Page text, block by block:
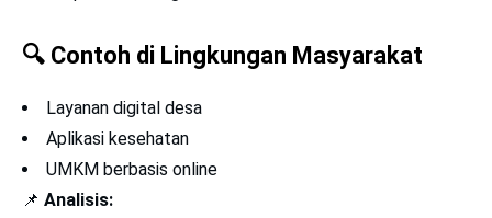
🔍 Contoh di Lingkungan Masyarakat
Layanan digital desa
Aplikasi kesehatan
UMKM berbasis online
📌 Analisis: